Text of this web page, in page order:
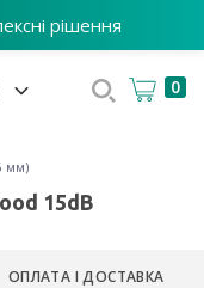
рішення
0
мм)
15dB
ОПЛАТА І ДОСТАВКА